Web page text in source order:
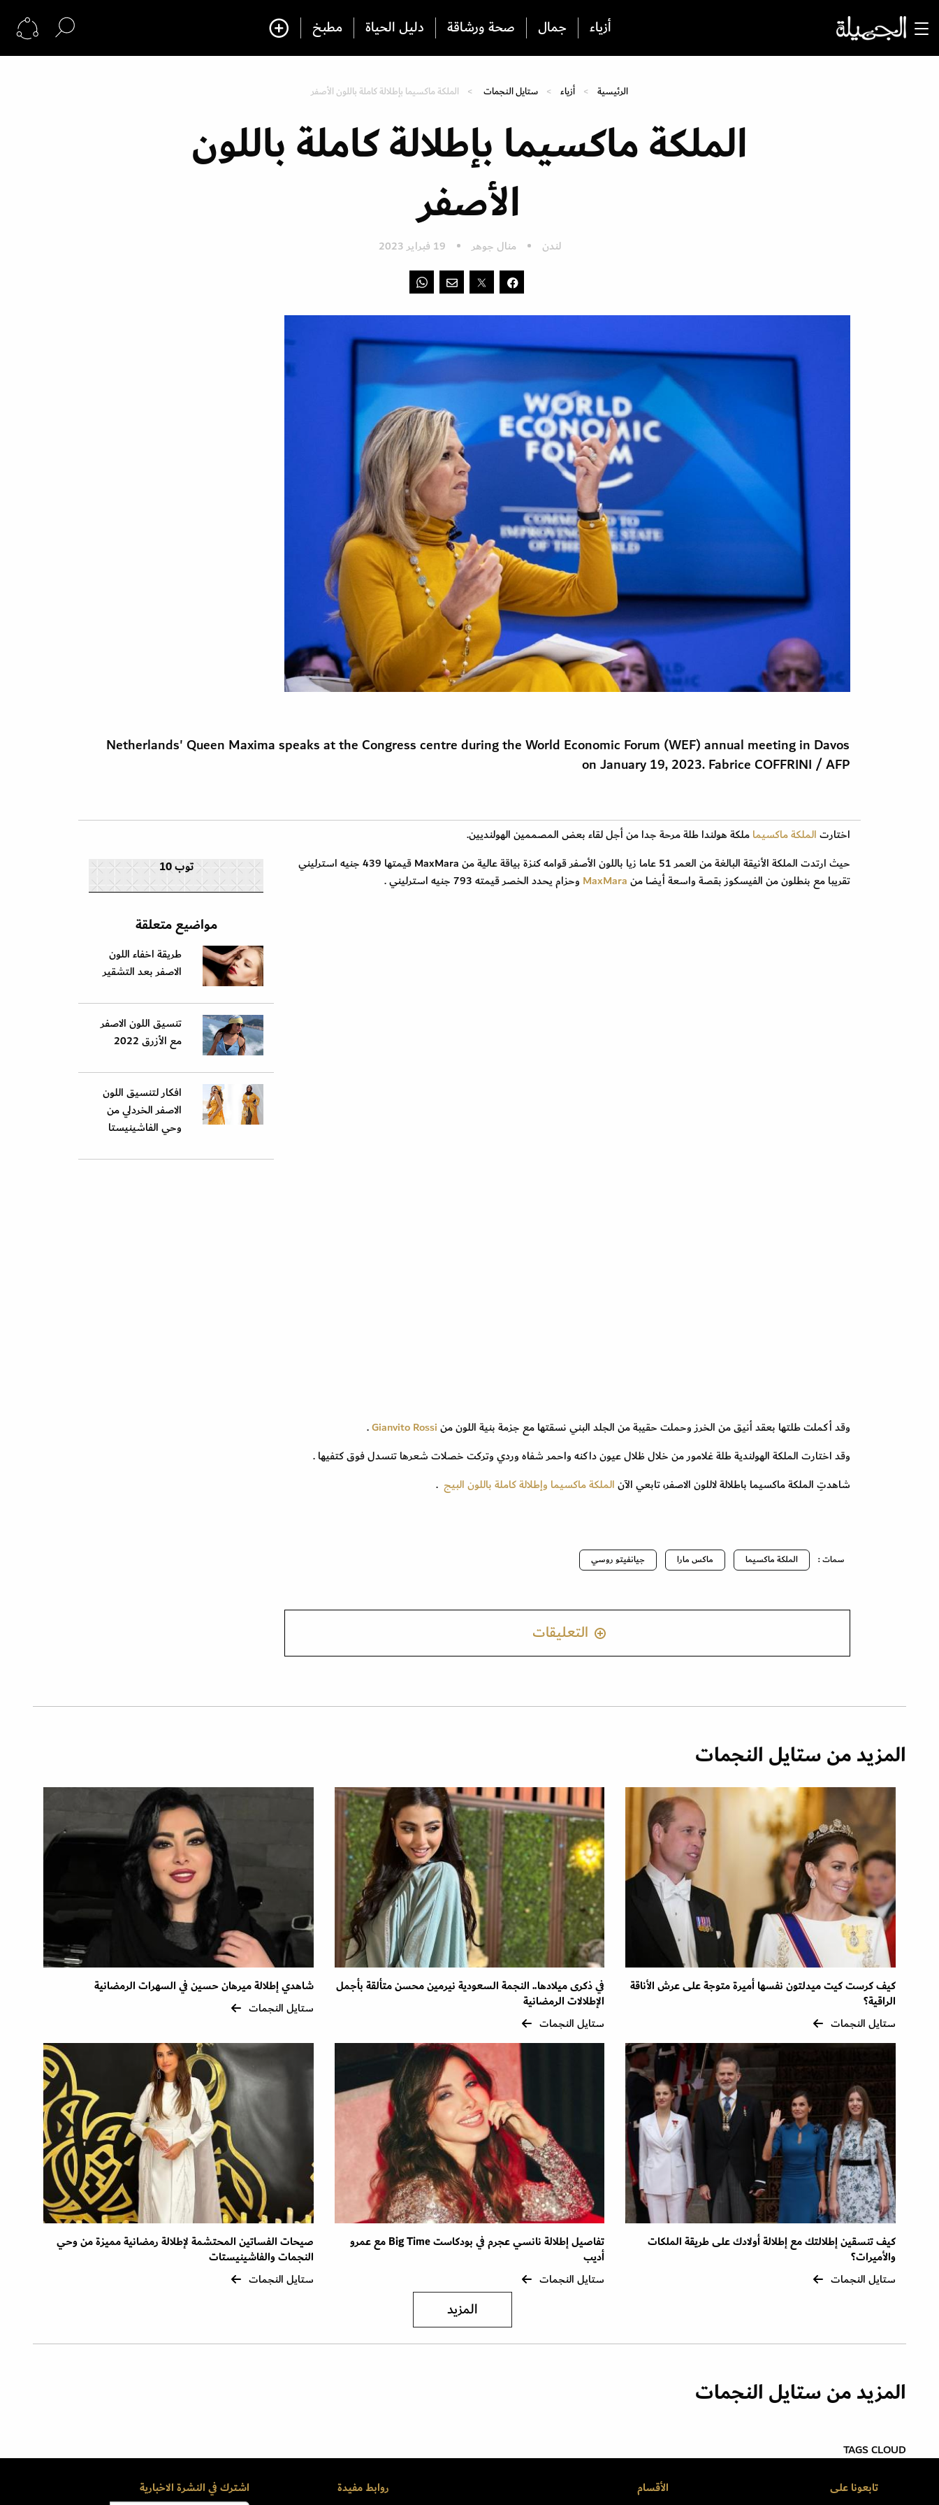
أزياء جمال صحة ورشاقة دليل الحياة مطبخ
الرئيسية أزياء ستايل النجمات الملكة ماكسيما بإطلالة كاملة باللون الأصفر
الملكة ماكسيما بإطلالة كاملة باللون
الأصفر
لندن منال جوهر 19 فبراير 2023
Netherlands' Queen Maxima speaks at the Congress centre during the World Economic Forum (WEF) annual meeting in Davos
on January 19, 2023. Fabrice COFFRINI / AFP
اختارتالملكة ماكسيماملكة هولندا طلة مرحة جدا من أجل لقاء بعض المصممين الهولنديين.
حيث ارتدت الملكة الأنيقة البالغة من العمر 51 عاما زيا باللون الأصفر قوامه كنزة بياقة عالية من MaxMara قيمتها 439 جنيه استرليني
تقريبا مع بنطلون من الفيسكوز بقصة واسعة أيضا من
وحزام يحدد الخصر قيمته 793 جنيه استرليني .
وقد أكملت طلتها بعقد أنيق من الخرز وحملت حقيبة من الجلد البني نسقتها مع جزمة بنية اللون منGianvito Rossi
.
وقد اختارت الملكة الهولندية طلة غلامور من خلال ظلال عيون داكنه واحمر شفاه وردي وتركت خصلات شعرها تنسدل فوق كتفيها .
شاهدتِ الملكة ماكسيما باطلالة لاللون الاصفر، تابعي الآنالملكة ماكسيما وإطلالة كاملة باللون البيج .
سمات : الملكة ماكسيما ماكس مارا جيانفيتو روسي
التعليقات
توب 10
مواضيع متعلقة
طريقة اخفاء اللون
الاصفر بعد التشقير
تنسيق اللون الاصفر
مع الأزرق 2022
افكار لتنسيق اللون
الاصفر الخردلي من
وحي الفاشينيستا
المزيد من ستايل النجمات
كيف كرست كيت ميدلتون نفسها أميرة متوجة على عرش الأناقة
الراقية؟
ستايل النجمات
في ذكرى ميلادها.. النجمة السعودية نيرمين محسن متألقة بأجمل
الإطلالات الرمضانية
ستايل النجمات
شاهدي إطلالة ميرهان حسين في السهرات الرمضانية
ستايل النجمات
كيف تنسقين إطلالتك مع إطلالة أولادك على طريقة الملكات
والأميرات؟
ستايل النجمات
تفاصيل إطلالة نانسي عجرم في بودكاست Big Time مع عمرو
أديب
ستايل النجمات
صيحات الفساتين المحتشمة لإطلالة رمضانية مميزة من وحي
النجمات والفاشينيستات
ستايل النجمات
المزيد
المزيد من ستايل النجمات
TAGS CLOUD
تابعونا على الأقسام روابط مفيدة اشترك في النشرة الاخبارية